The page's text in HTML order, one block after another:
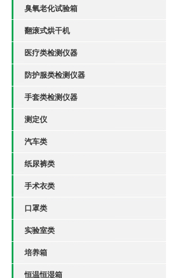
臭氧老化试验箱
翻滚式烘干机
医疗类检测仪器
防护服类检测仪器
手套类检测仪器
测定仪
汽车类
纸尿裤类
手术衣类
口罩类
实验室类
培养箱
恒温恒湿箱